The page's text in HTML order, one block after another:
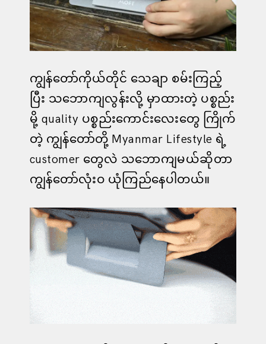
ကျွန်တော်ကိုယ်တိုင် သေချာ စမ်းကြည့်
ပြီး သဘောကျလွန်းလို့ မှာထားတဲ့ ပစ္စည်း
မို့ quality ပစ္စည်းကောင်းလေးတွေ ကြိုက်
တဲ့ ကျွန်တော်တို့ Myanmar Lifestyle ရဲ့
customer တွေလဲ သဘောကျမယ်ဆိုတာ
ကျွန်တော်လုံးဝ ယုံကြည်နေပါတယ်။